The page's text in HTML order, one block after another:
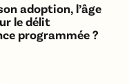
adoption, l’âge
le délit
programmée ?